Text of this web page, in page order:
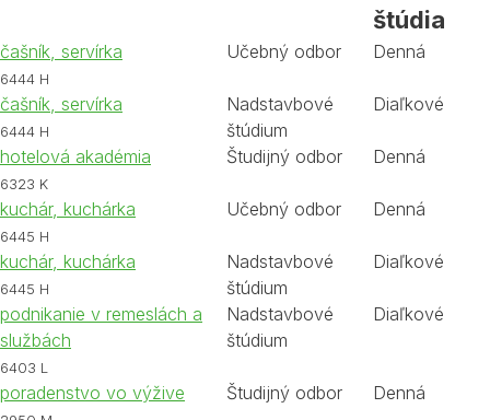
štúdia
čašník, servírka
6444 H
Učebný odbor Denná
čašník, servírka
6444 H
Nadstavbové
štúdium
Diaľkové
hotelová akadémia
6323 K
Študijný odbor Denná
kuchár, kuchárka
6445 H
Učebný odbor Denná
kuchár, kuchárka
6445 H
Nadstavbové
štúdium
Diaľkové
podnikanie v remeslách a
službách
6403 L
Nadstavbové
štúdium
Diaľkové
poradenstvo vo výžive Študijný odbor Denná